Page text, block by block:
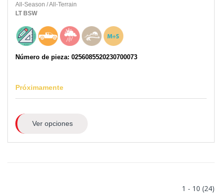
All-Season /All-Terrain
LT BSW
Número de pieza: 0256085520230700073
Próximamente
Ver opciones
1 - 10 (24)